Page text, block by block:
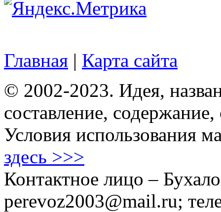
Главная | Карта сайта
© 2002-2023. Идея,
составление,
Условия использования
здесь >>>
Контактное лицо –
perevoz2003@mail.ru;